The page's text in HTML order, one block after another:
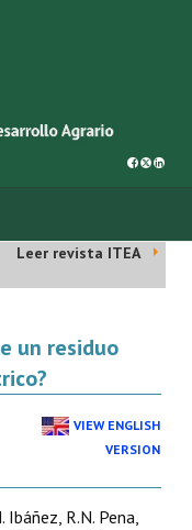
Leer revista ITEA
un residuo
VIEW ENGLISH
VERSION
Ibáñez, R.N. Pena,